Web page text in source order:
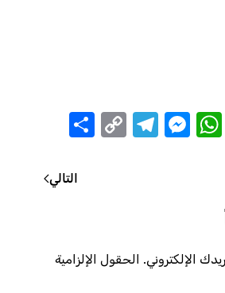
LinkedIn
WhatsApp
Messenger
Telegram
Copy
التالي
الإلكتروني. الحقول الإلزامية